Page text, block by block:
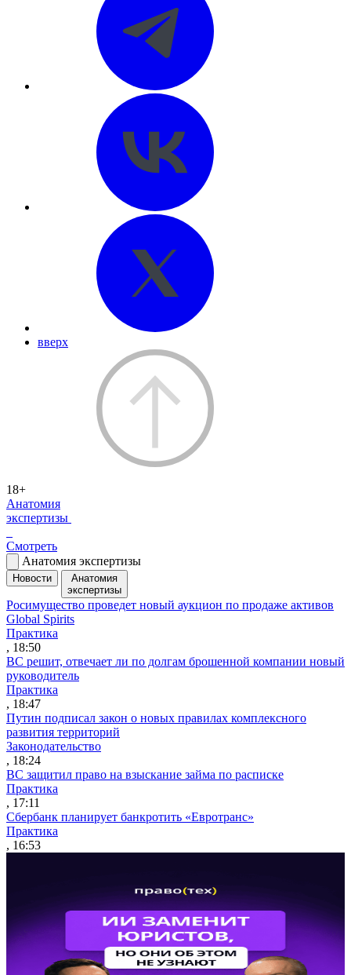
вверх
18+
Анатомия
экспертизы
Смотреть
Анатомия экспертизы
Новости
Анатомия
экспертизы
Росимущество проведет новый аукцион по продаже активов
Global Spirits
Практика
, 18:50
ВС решит, отвечает ли по долгам брошенной компании новый
руководитель
Практика
, 18:47
Путин подписал закон о новых правилах комплексного
развития территорий
Законодательство
, 18:24
ВС защитил право на взыскание займа по расписке
Практика
, 17:11
Сбербанк планирует банкротить «Евротранс»
Практика
, 16:53